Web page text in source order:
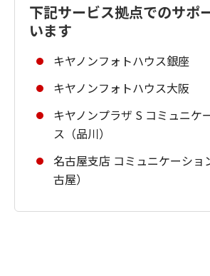
下記サービス拠点でのサポ
います
キヤノンフォトハウス銀座
キヤノンフォトハウス大阪
キヤノンプラザ S コミュニケ
ス（品川）
名古屋支店 コミュニケーショ
古屋）